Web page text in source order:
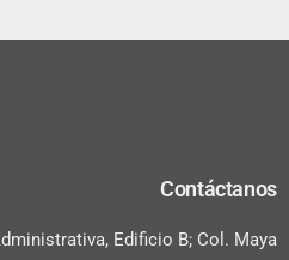
Contáctanos
Edificio B; Col. Maya